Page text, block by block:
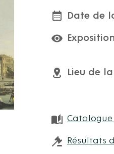
Date de
Lieu de
Catalogue
Résultats